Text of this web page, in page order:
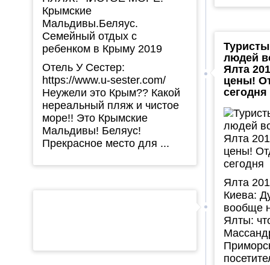
Отель У Сестер:
https://www.u-sester.com/
Неужели это Крым?? Какой
нереальный пляж и чистое
море!! Это Крымские
Мальдивы! Беляус!
Прекрасное место для ...
людей
Ялта
цены!
сегодня
Ялта
Киева:
вообще
Ялты: